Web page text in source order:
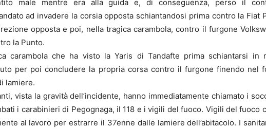
male mentre era alla guida e, di conseguenza, perso il
ad invadere la corsia opposta schiantandosi prima contro la Fiat
opposta e poi, nella tragica carambola, contro il furgone
la Punto.
carambola che ha visto la Yaris di Tandafte prima schiantarsi in
per poi concludere la propria corsa contro il furgone finendo nel
lamiere.
vista la gravità dell’incidente, hanno immediatamente chiamato i
i carabinieri di Pegognaga, il 118 e i vigili del fuoco. Vigili del fuoco
al lavoro per estrarre il 37enne dalle lamiere dell’abitacolo. I